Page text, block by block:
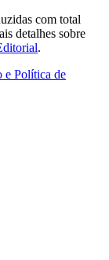
com total
detalhes sobre
.
e Política de